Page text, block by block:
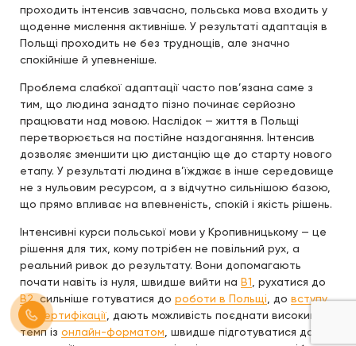
проходить інтенсив завчасно, польська мова входить у
щоденне мислення активніше. У результаті адаптація в
Польщі проходить не без труднощів, але значно
спокійніше й упевненіше.
Проблема слабкої адаптації часто пов’язана саме з
тим, що людина занадто пізно починає серйозно
працювати над мовою. Наслідок — життя в Польщі
перетворюється на постійне наздоганяння. Інтенсив
дозволяє зменшити цю дистанцію ще до старту нового
етапу. У результаті людина в’їжджає в інше середовище
не з нульовим ресурсом, а з відчутно сильнішою базою,
що прямо впливає на впевненість, спокій і якість рішень.
Інтенсивні курси польської мови у Кропивницькому — це
рішення для тих, кому потрібен не повільний рух, а
реальний ривок до результату. Вони допомагають
почати навіть із нуля, швидше вийти на B1 , рухатися до
B2, сильніше готуватися до роботи в Польщі , до вступу,
досертифікації , дають можливість поєднати високий
темп із онлайн-форматом , швидше підготуватися до